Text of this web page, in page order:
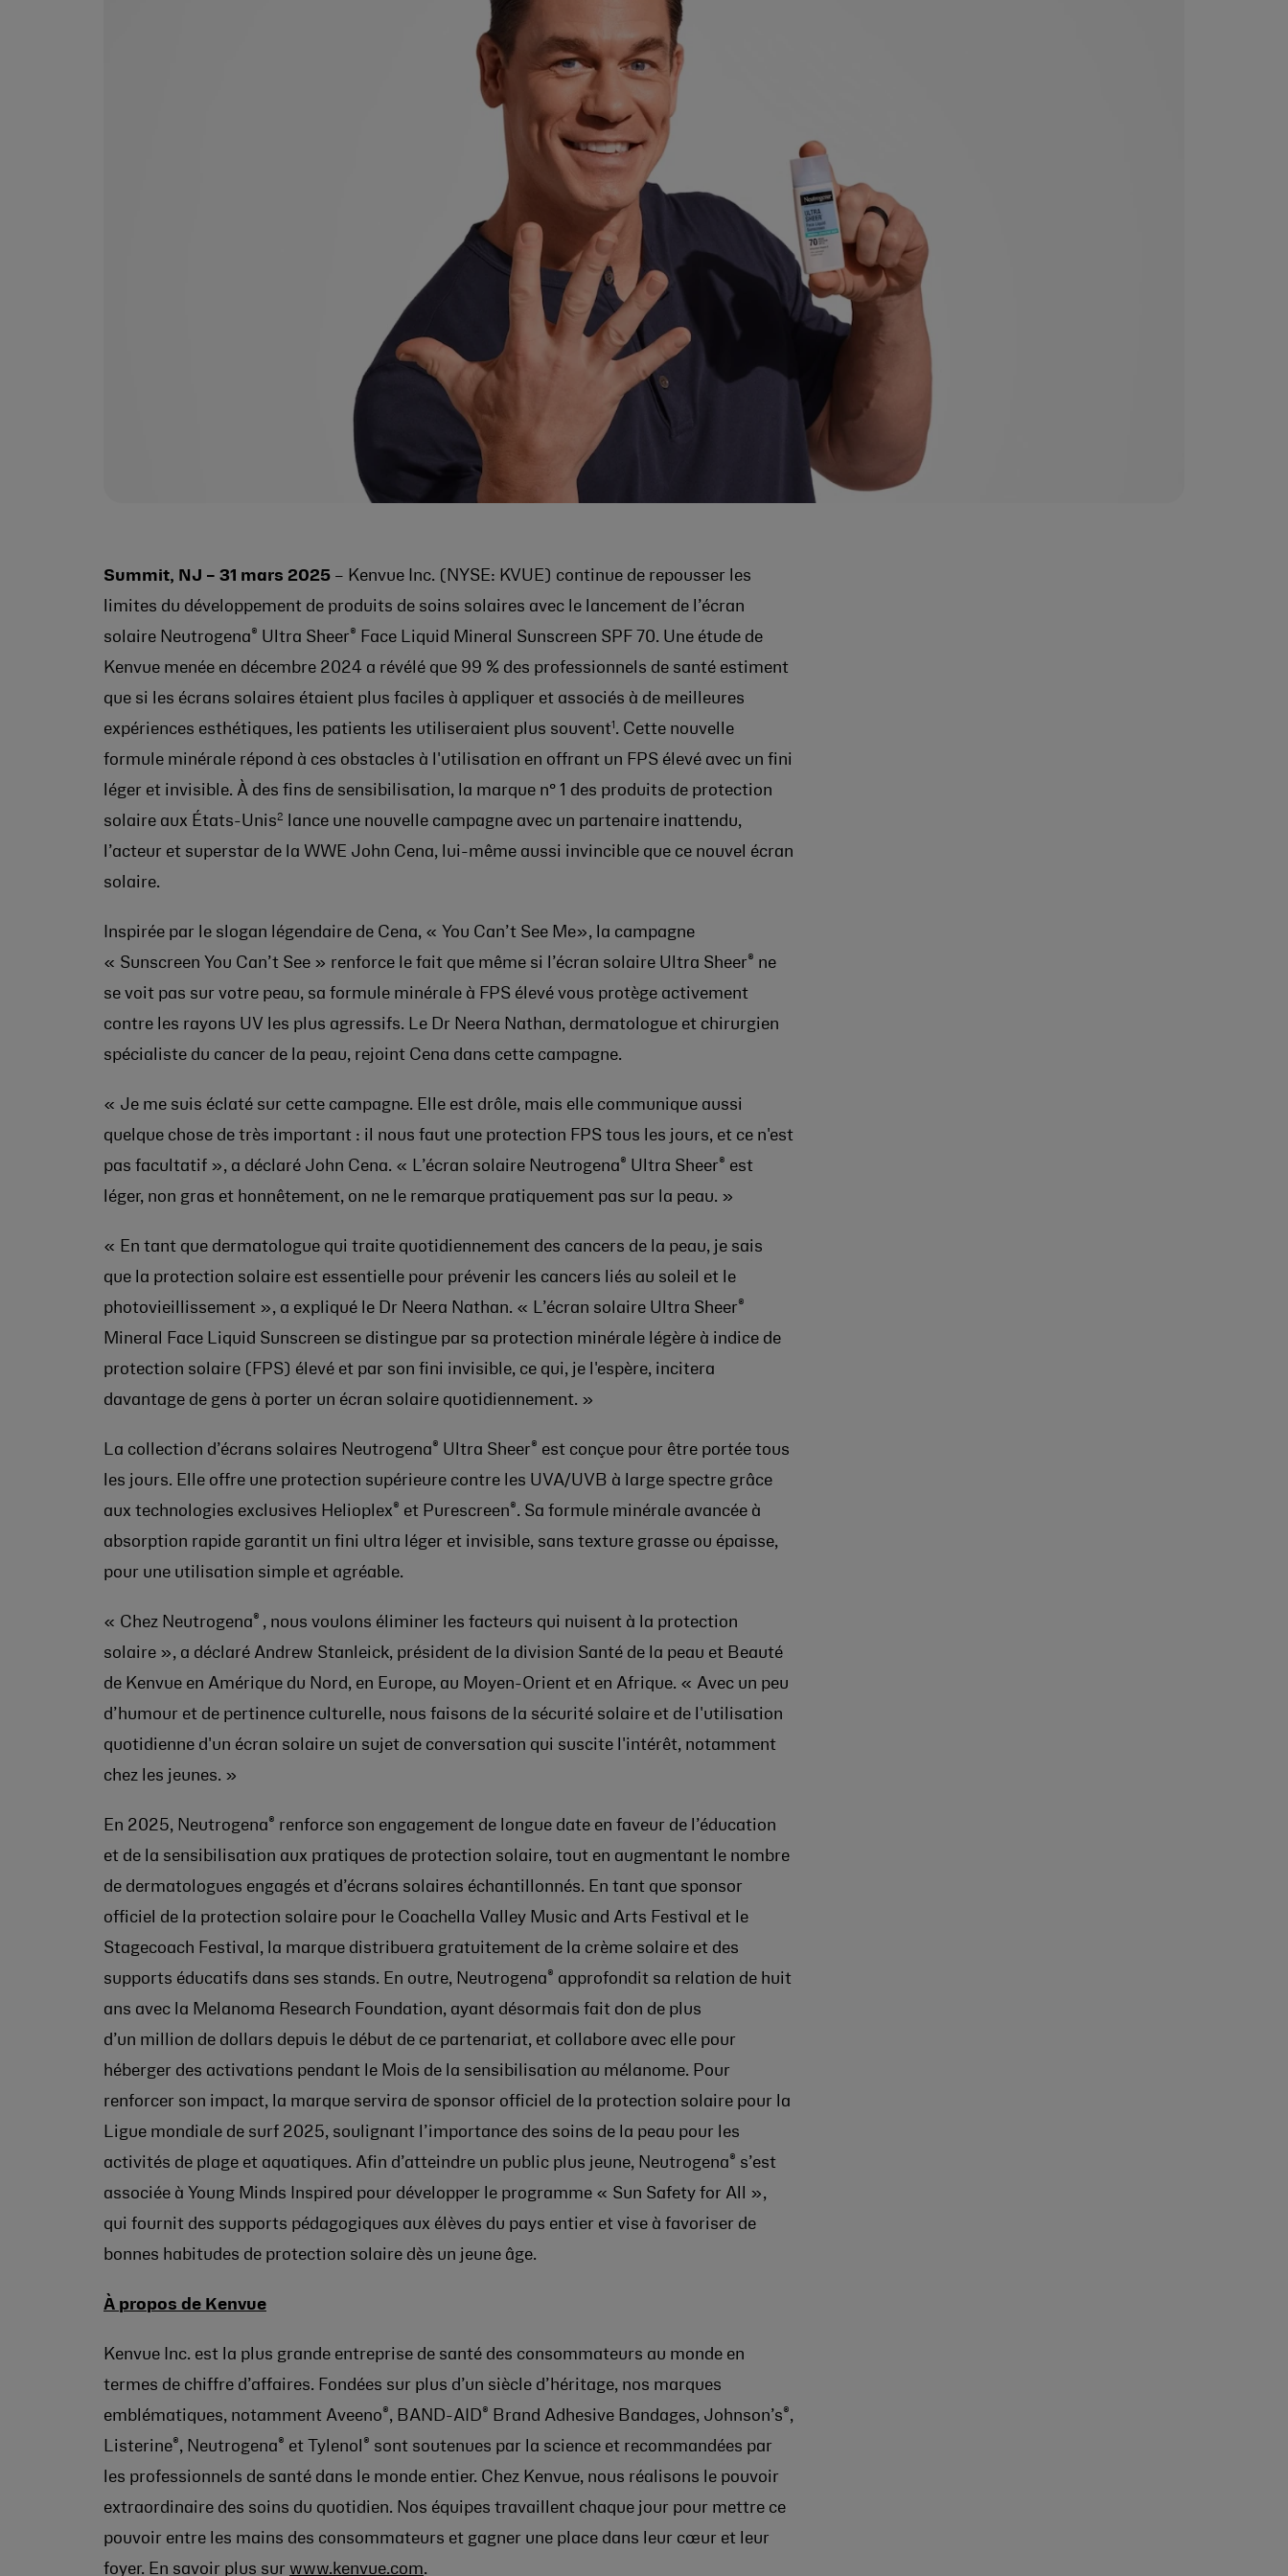
Summit, NJ – 31 mars 2025 – Kenvue Inc. (NYSE: KVUE) continue de repousser les
limites du développement de produits de soins solaires avec le lancement de l’écran
solaire Neutrogena ® Ultra Sheer ®
Face Liquid Mineral Sunscreen SPF 70. Une étude de
Kenvue menée en décembre 2024 a révélé que 99 % des professionnels de santé estiment
que si les écrans solaires étaient plus faciles à appliquer et associés à de meilleures
expériences esthétiques, les patients les utiliseraient plus souvent1 . Cette nouvelle
formule minérale répond à ces obstacles à l'utilisation en offrant un FPS élevé avec un fini
léger et invisible. À des fins de sensibilisation, la marque n° 1 des produits de protection
solaire aux États-Unis 2
lance une nouvelle campagne avec un partenaire inattendu,
l’acteur et superstar de la WWE John Cena, lui-même aussi invincible que ce nouvel écran
solaire.
Inspirée par le slogan légendaire de Cena, « You Can’t See Me», la campagne
« Sunscreen You Can’t See » renforce le fait que même si l’écran solaire Ultra Sheer ® ne
se voit pas sur votre peau, sa formule minérale à FPS élevé vous protège activement
contre les rayons UV les plus agressifs. Le Dr Neera Nathan, dermatologue et chirurgien
spécialiste du cancer de la peau, rejoint Cena dans cette campagne.
« Je me suis éclaté sur cette campagne. Elle est drôle, mais elle communique aussi
quelque chose de très important : il nous faut une protection FPS tous les jours, et ce n'est
pas facultatif », a déclaré John Cena. « L’écran solaire Neutrogena ® Ultra Sheer ® est
léger, non gras et honnêtement, on ne le remarque pratiquement pas sur la peau. »
« En tant que dermatologue qui traite quotidiennement des cancers de la peau, je sais
que la protection solaire est essentielle pour prévenir les cancers liés au soleil et le
photovieillissement », a expliqué le Dr Neera Nathan. « L’écran solaire Ultra Sheer ®
Mineral Face Liquid Sunscreen se distingue par sa protection minérale légère à indice de
protection solaire (FPS) élevé et par son fini invisible, ce qui, je l'espère, incitera
davantage de gens à porter un écran solaire quotidiennement. »
La collection d’écrans solaires Neutrogena ® Ultra Sheer ® est conçue pour être portée tous
les jours. Elle offre une protection supérieure contre les UVA/UVB à large spectre grâce
aux technologies exclusives Helioplex ® et Purescreen ® . Sa formule minérale avancée à
absorption rapide garantit un fini ultra léger et invisible, sans texture grasse ou épaisse,
pour une utilisation simple et agréable.
« Chez Neutrogena ® , nous voulons éliminer les facteurs qui nuisent à la protection
solaire », a déclaré Andrew Stanleick, président de la division Santé de la peau et Beauté
de Kenvue en Amérique du Nord, en Europe, au Moyen-Orient et en Afrique. « Avec un peu
d’humour et de pertinence culturelle, nous faisons de la sécurité solaire et de l'utilisation
quotidienne d'un écran solaire un sujet de conversation qui suscite l'intérêt, notamment
chez les jeunes. »
En 2025, Neutrogena ® renforce son engagement de longue date en faveur de l’éducation
et de la sensibilisation aux pratiques de protection solaire, tout en augmentant le nombre
de dermatologues engagés et d’écrans solaires échantillonnés. En tant que sponsor
officiel de la protection solaire pour le Coachella Valley Music and Arts Festival et le
Stagecoach Festival, la marque distribuera gratuitement de la crème solaire et des
supports éducatifs dans ses stands. En outre, Neutrogena ® approfondit sa relation de huit
ans avec la Melanoma Research Foundation, ayant désormais fait don de plus
d’un million de dollars depuis le début de ce partenariat, et collabore avec elle pour
héberger des activations pendant le Mois de la sensibilisation au mélanome. Pour
renforcer son impact, la marque servira de sponsor officiel de la protection solaire pour la
Ligue mondiale de surf 2025, soulignant l’importance des soins de la peau pour les
activités de plage et aquatiques. Afin d’atteindre un public plus jeune, Neutrogena ® s’est
associée à Young Minds Inspired pour développer le programme « Sun Safety for All »,
qui fournit des supports pédagogiques aux élèves du pays entier et vise à favoriser de
bonnes habitudes de protection solaire dès un jeune âge.
À propos de Kenvue
Kenvue Inc. est la plus grande entreprise de santé des consommateurs au monde en
termes de chiffre d’affaires. Fondées sur plus d’un siècle d’héritage, nos marques
emblématiques, notamment Aveeno ® , BAND-AID ® Brand Adhesive Bandages, Johnson’s ® ,
Listerine® , Neutrogena ® et Tylenol ® sont soutenues par la science et recommandées par
les professionnels de santé dans le monde entier. Chez Kenvue, nous réalisons le pouvoir
extraordinaire des soins du quotidien. Nos équipes travaillent chaque jour pour mettre ce
pouvoir entre les mains des consommateurs et gagner une place dans leur cœur et leur
foyer. En savoir plus sur www.kenvue.com.